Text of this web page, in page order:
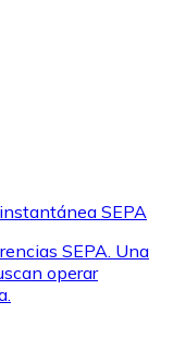
SEPA
SEPA. Una
operar